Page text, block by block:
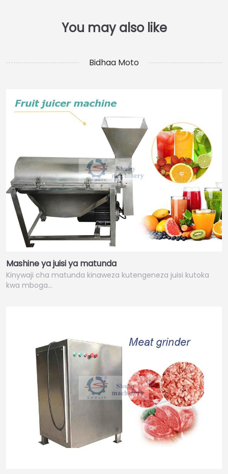
Bidhaa Moto
Mashine ya juisi ya matunda
Kinywaji cha matunda kinaweza kutengeneza juisi kutoka
kwa mboga…